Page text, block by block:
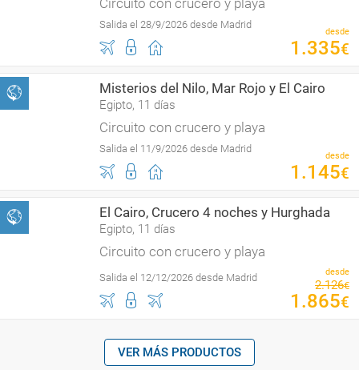
Circuito con crucero y playa
Salida el 28/9/2026 desde Madrid
desde
1 .335€
Misterios del Nilo, Mar Rojo y El Cairo
Egipto, 11 días
Circuito con crucero y playa
Salida el 11/9/2026 desde Madrid
desde
1 .145€
El Cairo, Crucero 4 noches y Hurghada
Egipto, 11 días
Circuito con crucero y playa
Salida el 12/12/2026 desde Madrid desde
2.126€
1 .865€
VER MÁS PRODUCTOS